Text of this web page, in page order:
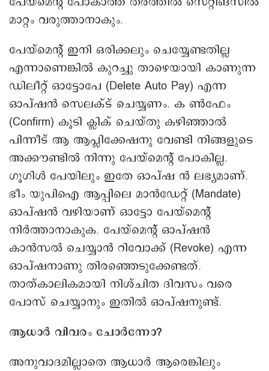
മാറ്റം വരുത്താനാകും.
പേയ്മെന്റ് ഇനി ഒരിക്കലും ചെയ്യേണ്ടതില്ല
എന്നാണെങ്കിൽ കുറച്ചു താഴെയായി കാണുന്ന
ഡിലീറ്റ് ഓട്ടോപേ (Delete Auto Pay) എന്ന
ഓപ്ഷൻ സെലക്ട് ചെയ്യണം. ക ണ്‍ഫേം
(Confirm) കൂടി ക്ലിക് ചെയ്തു കഴിഞ്ഞാൽ
പിന്നീട് ആ ആപ്ലിക്കേഷനു വേണ്ടി നിങ്ങളുടെ
അക്കൗണ്ടിൽ നിന്നു പേയ്മെന്റ് പോകില്ല.
ഗൂഗിള്‍ പേയിലും ഇതേ ഓപ്ഷ ൻ ലഭ്യമാണ്.
ഭീം യുപിഐ ആപ്പിലെ മാന്‍ഡേറ്റ് (Mandate)
ഓപ്ഷൻ വഴിയാണ് ഓട്ടോ പേയ്മെന്റ്
നിർത്താനാകുക. പേയ്മെന്റ് ഓപ്ഷൻ
കാന്‍സല്‍ ചെയ്യാന്‍ റിവോക്ക് (Revoke) എന്ന
ഓപ്ഷനാണു തിരഞ്ഞെടുക്കേണ്ടത്.
താത്കാലികമായി നിശ്ചിത ദിവസം വരെ
പോസ് ചെയ്യാനും ഇതിൽ ഓപ്ഷനുണ്ട്.
ആധാർ വിവരം ചോർന്നോ?
അനുവാദമില്ലാതെ ആധാർ ആരെങ്കിലും